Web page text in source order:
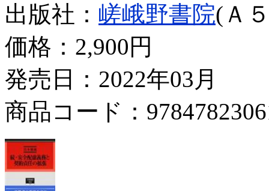
出版社： 嵯峨野書院(Ａ
価格： 2,900円
発売日：2022年03月
商品コード：